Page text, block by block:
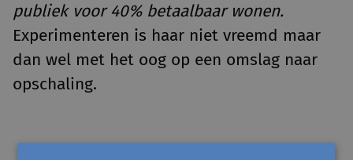
publiek voor 40% betaalbaar wonen.
Experimenteren is haar niet vreemd maar
dan wel met het oog op een omslag naar
opschaling.